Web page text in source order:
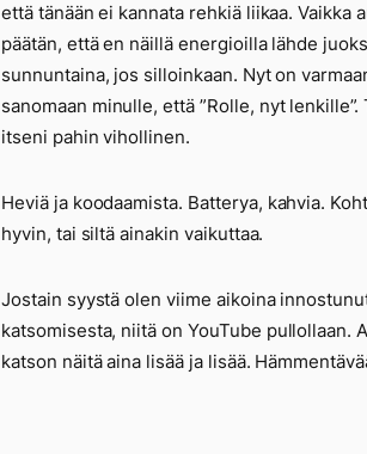
että tänään ei kannata rehkiä liikaa. Vaikka
päätän, että en näillä energioilla lähde
sunnuntaina, jos silloinkaan. Nyt on
sanomaan minulle, että ”Rolle, nyt
itseni pahin vihollinen.
Heviä ja koodaamista. Batterya, kahvia.
hyvin, tai siltä ainakin vaikuttaa.
Jostain syystä olen viime aikoina
katsomisesta, niitä on YouTube pullollaan.
katson näitä aina lisää ja lisää.